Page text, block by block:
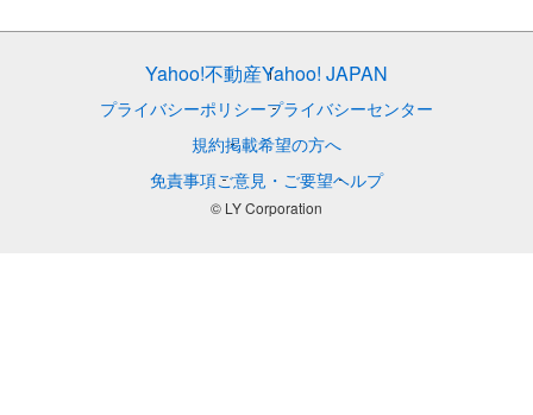
Yahoo!不動産Yahoo! JAPAN
プライバシーポリシープライバシーセンター
規約掲載希望の方へ
免責事項ご意見・ご要望ヘルプ
© LY Corporation